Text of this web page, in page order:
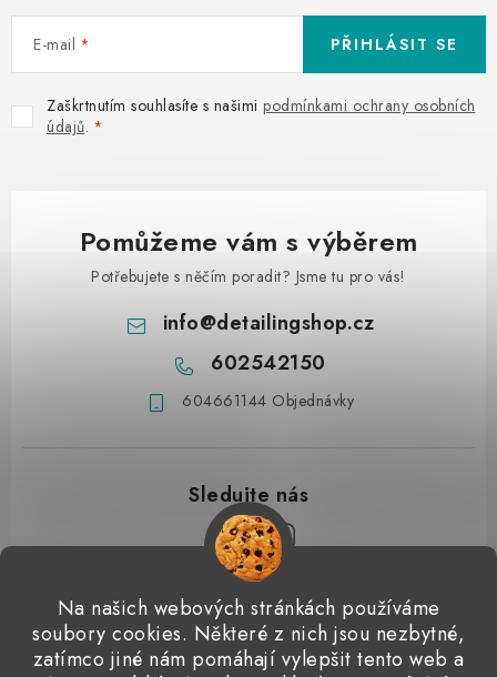
Na našich webových stránkách používáme
soubory cookies. Některé z nich jsou nezbytné,
zatímco jiné nám pomáhají vylepšit tento web a
E-mail
Zaškrtnutím souhlasíte s našimi podmínkami ochrany osobních
údajů.
PŘIHLÁSIT SE
Pomůžeme vám s výběrem
Potřebujete s něčím poradit? Jsme tu pro vás!
info@detailingshop.cz
602542150
604661144 Objednávky
Přijímáme online platby